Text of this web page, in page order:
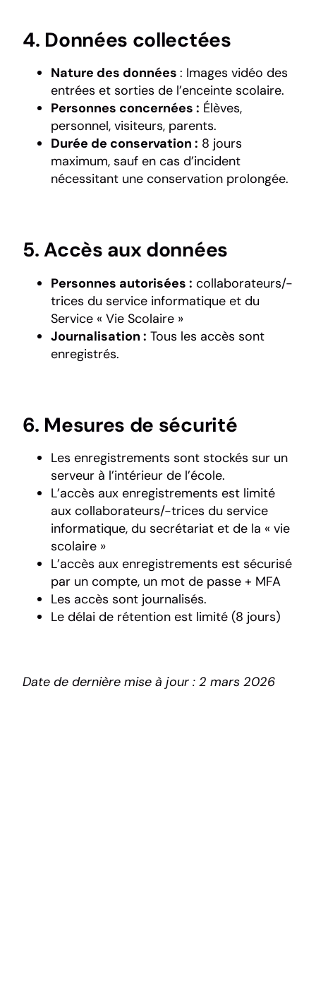
4. Données collectées
Nature des données : Images vidéo des
entrées et sorties de l’enceinte scolaire.
Personnes concernées : Élèves,
personnel, visiteurs, parents.
Durée de conservation : 8 jours
maximum, sauf en cas d’incident
nécessitant une conservation prolongée.
5. Accès aux données
Personnes autorisées : collaborateurs/-
trices du service informatique et du
Service « Vie Scolaire »
Journalisation : Tous les accès sont
enregistrés.
6. Mesures de sécurité
Les enregistrements sont stockés sur un
serveur à l’intérieur de l’école.
L’accès aux enregistrements est limité
aux collaborateurs/-trices du service
informatique, du secrétariat et de la « vie
scolaire »
L’accès aux enregistrements est sécurisé
par un compte, un mot de passe + MFA
Les accès sont journalisés.
Le délai de rétention est limité (8 jours)
Date de dernière mise à jour : 2 mars 2026